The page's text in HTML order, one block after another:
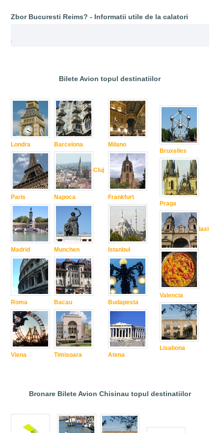
Zbor Bucuresti Reims? - Informatii utile de la calatori
.
Bilete Avion topul destinatiilor
Londra
Paris
Madrid
Roma
Viena
Barcelona
Cluj
Napoca
Munchen
Bacau
Timisoara
Milano
Frankfurt
Istanbul
Budapesta
Atena
Bruxelles
Praga
Iasi
Valencia
Lisabona
Bronare Bilete Avion Chisinau topul destinatiilor